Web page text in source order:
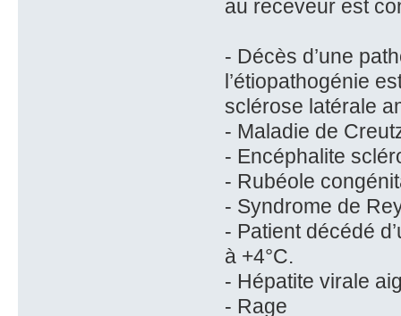
au receveur est
- Décès d’une
l’étiopathogénie
sclérose latérale
- Maladie de
- Encéphalite
- Rubéole
- Syndrome de
- Patient décédé
à +4°C.
- Hépatite virale
- Rage